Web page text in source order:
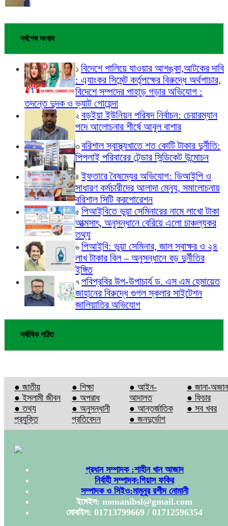
সর্বশেষ সংবাদ
১ বিদেশে পালিয়ে যাওয়ার আশঙ্কা,আটকের দাবি
: এ্যাংকর সিমেন্ট কর্তৃপক্ষের বিরুদ্ধে অর্থপাচার,
বিদেশে সম্পদের পাহাড় গড়ার অভিযোগ :
তদন্তে দুদক ও ভ্যাট গোয়েন্দা
২ বড়ইয়া ইউনিয়ন পরিষদ নির্বাচন: চেয়ারম্যান
পদে আলোচনার শীর্ষে আবুল বাশার
৩ বরিশাল স্বাস্থ্যখাতে শত কোটি টাকার দুর্নীতি:
পিপলাই পরিবারের টেন্ডার সিন্ডিকেট উন্মোচন
৪ ইফতারে বৈষম্যের অভিযোগ: ভিআইপি ও
সাধারণ কর্মচারীদের আলাদা মেন্যু, সমালোচনায়
বরিশাল সিটি করপোরেশন
৫ পিআইবিতে ভুয়া সেমিনারের নামে লাখো টাকা
আত্মসাৎ, অনুসন্ধানে বেরিয়ে এলো চাঞ্চল্যকর
তথ্য
৬ পিআইবি: ভুয়া সেমিনার, জাল স্বাক্ষর ও ২৪
লাখ টাকার বিল – অনুসন্ধানে বড় দুর্নীতির
ইঙ্গিত
৭ পবিপ্রবির উপ-উপাচার্য ড. এস এম হেমায়েত
জাহানের বিরুদ্ধে গুগল স্কলার সাইটেশন
জালিয়াতির অভিযোগ
সর্বাধিক পঠিত
● জাতীয়
● ইসলামী জীবন
● তথ্য
প্রযুক্তি
● শিক্ষা
● অপরাধ
● অনুসন্ধানী
প্রতিবেদন
● আইন-
আদালত
● আন্তর্জাতিক
● জনদুর্ভোগ
● জানা-
● ফিচার
● সব খবর
প্রধান সম্পাদক :শাহীন খান আজাদ
নির্বাহী সম্পাদক:গিয়াস ফকির
সম্পাদক ও সিইও:মামুনুর রশীদ নোমানী
ইমেইল: nomanibsl@gmail.com
মোবাইল: 01713799669 / 01712596354